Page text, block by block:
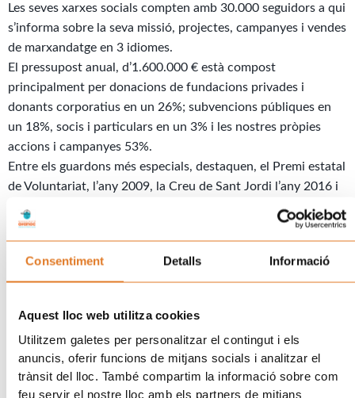
Consentiment Detalls Informació
Aquest lloc web utilitza cookies
Utilitzem galetes per personalitzar el contingut i els
anuncis, oferir funcions de mitjans socials i analitzar el
trànsit del lloc. També compartim la informació sobre com
feu servir el nostre lloc amb els partners de mitjans
Les seves xarxes socials compten amb 30.000 seguidors a qui
s’informa sobre la seva missió, projectes, campanyes i vendes
de marxandatge en 3 idiomes.
El pressupost anual, d’1.600.000 € està compost
principalment per donacions de fundacions privades i
donants corporatius en un 26%; subvencions públiques en
un 18%, socis i particulars en un 3% i les nostres pròpies
accions i campanyes 53%.
Entre els guardons més especials, destaquen, el Premi estatal
de Voluntariat, l’any 2009, la Creu de Sant Jordi l’any 2016 i
la Medalla d’Honor de l’Ajuntament de Barcelona l’any 2018.
Un model de treball que està en perill
Gràcies als actes i campanyes, s’han pogut tirar endavant els
compte que la casa es va posar en marxa amb la crisi
financera que es va iniciar l’any 2008. Tot i això, aquesta
situació no va impedir que l’entitat continues realitzant els
seus actes i campanyes.